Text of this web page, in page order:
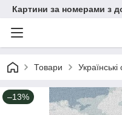
Картини за номерами з
Товари
–13%